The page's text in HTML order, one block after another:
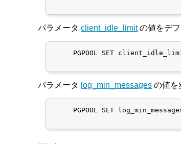
パラメータclient_idle_limitの値をデ
PGPOOL SET
パラメータ log_min_messages の値を
PGPOOL SET